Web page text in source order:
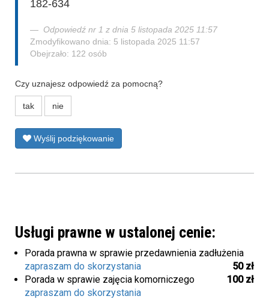
182-634
Odpowiedź nr 1 z dnia 5 listopada 2025 11:57
Zmodyfikowano dnia: 5 listopada 2025 11:57
Obejrzało: 122 osób
Czy uznajesz odpowiedź za pomocną?
tak nie
Wyślij podziękowanie
Usługi prawne w ustalonej cenie:
Porada prawna w sprawie przedawnienia zadłużenia
50 zł
zapraszam do skorzystania
Porada w sprawie zajęcia komorniczego
100 zł
zapraszam do skorzystania